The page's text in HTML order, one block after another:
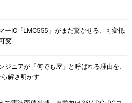
ーIC「LMC555」がまだ驚かせる、可変抵
変
ジニアが「何でも屋」と呼ばれる理由を、
解き明かす